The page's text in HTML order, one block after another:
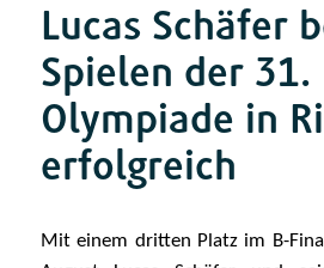
Lucas Schäfer
Spielen der 31.
Olympiade in
erfolgreich
Mit einem dritten Platz im B-